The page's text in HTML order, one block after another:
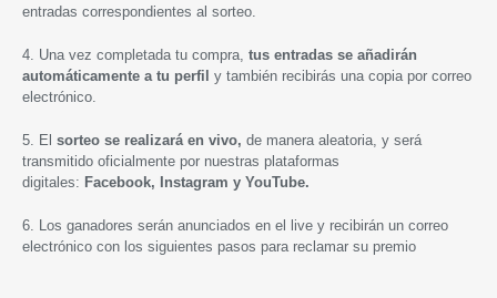
entradas correspondientes al sorteo.
4. Una vez completada tu compra, tus entradas se añadirán
automáticamente a tu perfil y también recibirás una copia por correo
electrónico.
5. El sorteo se realizará en vivo, de manera aleatoria, y será
transmitido oficialmente por nuestras plataformas
digitales: Facebook, Instagram y YouTube.
6. Los ganadores serán anunciados en el live y recibirán un correo
electrónico con los siguientes pasos para reclamar su premio